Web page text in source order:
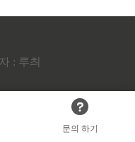
문의 하기
: 루츼
루츼.